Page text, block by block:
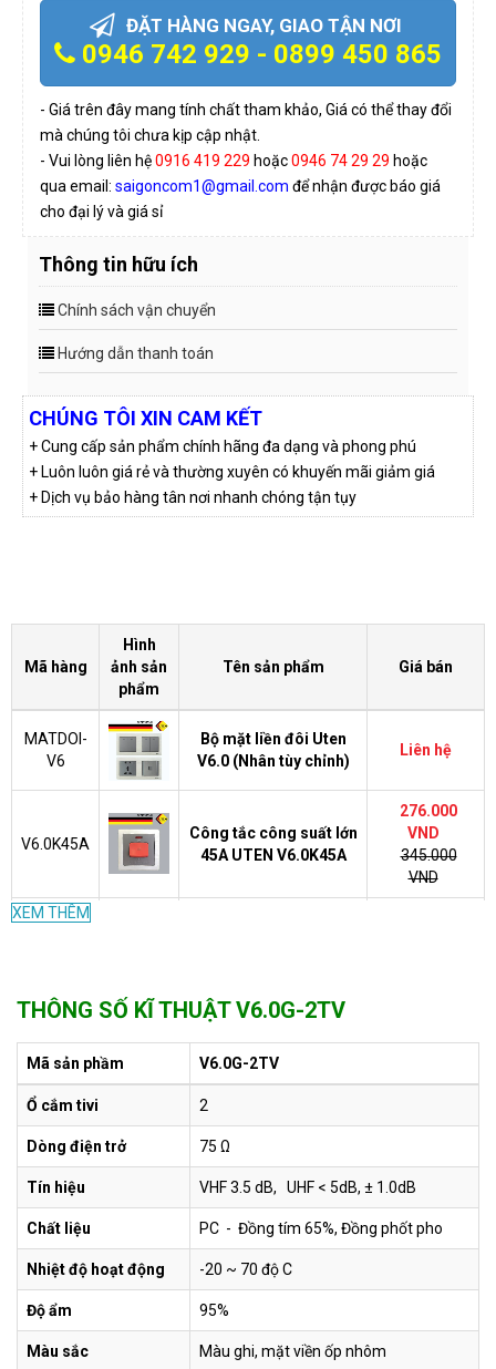
ĐẶT HÀNG NGAY, GIAO TẬN NƠI
0946 742 929 - 0899 450 865
- Giá trên đây mang tính chất tham khảo, Giá có thể thay đổi
mà chúng tôi chưa kịp cập nhật.
- Vui lòng liên hệ0916 419 229 hoặc0946 74 29 29 hoặc
qua email: saigoncom1@gmail.com để nhận được báo giá
cho đại lý và giá sỉ
Thông tin hữu ích
Chính sách vận chuyển
Hướng dẫn thanh toán
CHÚNG TÔI XIN CAM KẾT
+ Cung cấp sản phẩm chính hãng đa dạng và phong phú
+ Luôn luôn giá rẻ và thường xuyên có khuyến mãi giảm giá
+ Dịch vụ bảo hàng tân nơi nhanh chóng tận tụy
Mã hàng
Hình
ảnh sản
phẩm
Tên sản phẩm Giá bán
MATDOI-
V6
Bộ mặt liền đôi Uten
V6.0 (Nhân tùy chỉnh)
Liên hệ
V6.0K45A
Công tắc công suất lớn
45A UTEN V6.0K45A
276.000
VND
345.000
VND
V6.0G-
V6.0G-
Công tắc cảm biến co
thể UTEN V6.0G-1DH
V6.0G-
1DS
Chiết áp quạt UTEN
246.000
V6.0G-
1DG
Chiết áp đèn UTEN
V6.0G-1DG
246.000
VND
V6.0-
TELPC
Bộ ổ cắm mạng- ổ cắm
thoại UTEN V6.0-
TELPC
242.000
V6.0-
TVPC
Bộ ổ cắm ti vi - ổ cắm
thoại UTEN V6.0-TVPC
242.000
XEM THÊM
THÔNG SỐ KĨ THUẬT V6.0G-2TV
Mã sản phầm V6.0G-2TV
Ổ cắm tivi 2
Dòng điện trở 75 Ω
Tín hiệu VHF 3.5 dB, UHF < 5dB, ± 1.0dB
Chất liệu PC - Đồng tím 65%, Đồng phốt pho
Nhiệt độ hoạt động -20 ~ 70 độ C
Độ ẩm 95%
Màu sắc Màu ghi, mặt viền ốp nhôm